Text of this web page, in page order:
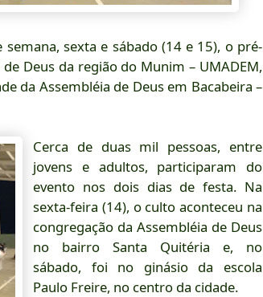
sexta e sábado (14 e 15), o pré-
Deus da região do Munim – UMADEM,
da Assembléia de Deus em Bacabeira –
Cerca de duas mil pessoas, entre
jovens e adultos, participaram do
evento nos dois dias de festa. Na
sexta-feira (14), o culto aconteceu na
congregação da Assembléia de Deus
no bairro Santa Quitéria e, no
sábado, foi no ginásio da escola
Paulo Freire, no centro da cidade.